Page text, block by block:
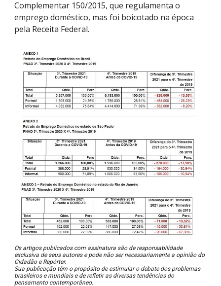
Complementar 150/2015, que regulamenta o
emprego doméstico, mas foi boicotado na época
pela Receita Federal.
Os artigos publicados com assinatura são de responsabilidade
exclusiva de seus autores e pode não ser necessariamente a opinião do
Cidadão e Repórter.
Sua publicação têm o propósito de estimular o debate dos problemas
brasileiros e mundiais e de refletir as diversas tendências do
pensamento contemporâneo.